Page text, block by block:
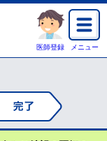
医師登録 メニュー